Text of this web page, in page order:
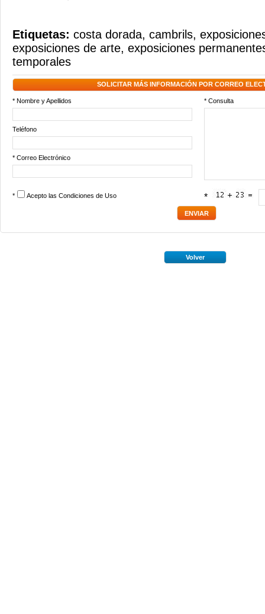
Etiquetas: costa dorada, cambrils,
exposiciones de arte, exposiciones
temporales
SOLICITAR MÁS INFORMACIÓN POR CORREO
* Nombre y Apellidos * Consulta
Teléfono
* Correo Electrónico
* Acepto las Condiciones de Uso *
Volver